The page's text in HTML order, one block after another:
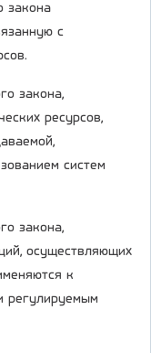
закона
с
закона,
ресурсов,
систем
закона,
осуществляющих
к
регулируемым